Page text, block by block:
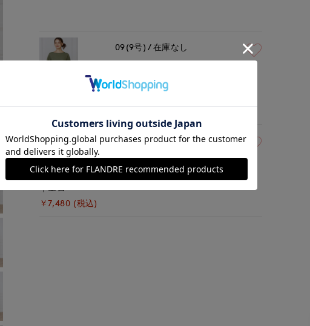
モデル身長:168cm 着用サイズ:09(M)
￥7,480 (税込)
09(9号) 在庫なし
イエロー
￥7,480 (税込)
09(9号) 在庫あり